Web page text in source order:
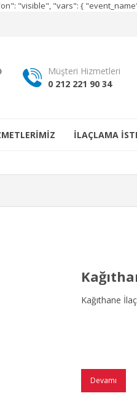
"visible", "vars": {
Müşteri Hizmetleri
0 212 221 90 34
İLAÇLAMA
Kağıthane
Devamı